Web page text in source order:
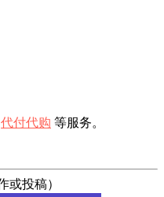
代付代购 等服务。
或投稿）